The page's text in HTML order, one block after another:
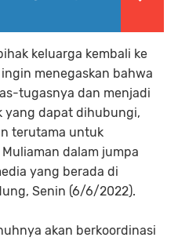
keluarga kembali ke
menegaskan bahwa
tugasnya dan menjadi
yang dapat dihubungi,
terutama untuk
dalam jumpa
yang berada di
Senin (6/6/2022).
akan berkoordinasi